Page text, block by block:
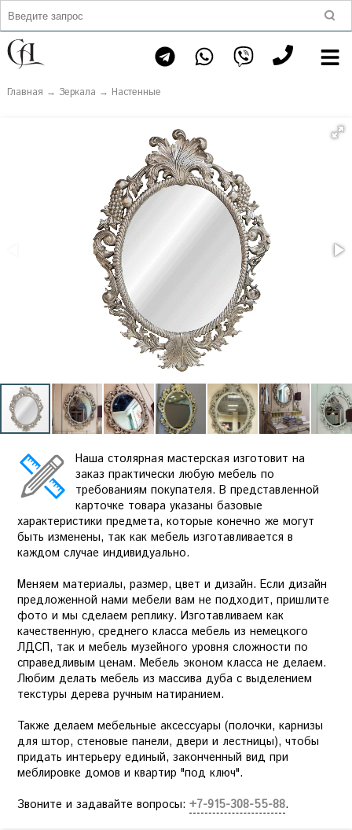
Главная → Зеркала → Настенные
Наша столярная мастерская изготовит на
заказ практически любую мебель по
требованиям покупателя. В представленной
карточке товара указаны базовые
характеристики предмета, которые конечно же могут
быть изменены, так как мебель изготавливается в
каждом случае индивидуально.
Меняем материалы, размер, цвет и дизайн. Если дизайн
предложенной нами мебели вам не подходит, пришлите
фото и мы сделаем реплику. Изготавливаем как
качественную, среднего класса мебель из немецкого
ЛДСП, так и мебель музейного уровня сложности по
справедливым ценам. Мебель эконом класса не делаем.
Любим делать мебель из массива дуба с выделением
текстуры дерева ручным натиранием.
Также делаем мебельные аксессуары (полочки, карнизы
для штор, стеновые панели, двери и лестницы), чтобы
придать интерьеру единый, законченный вид при
меблировке домов и квартир "под ключ".
Звоните и задавайте вопросы:+7-915-308-55-88.